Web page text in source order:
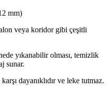
mm)
veya koridor gibi çeşitli
yıkanabilir olması, temizlik
sunar.
dayanıklıdır ve leke tutmaz.